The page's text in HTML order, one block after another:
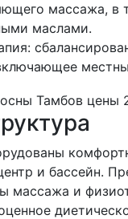
массажа, в
маслами.
и бассейн.
массажа и